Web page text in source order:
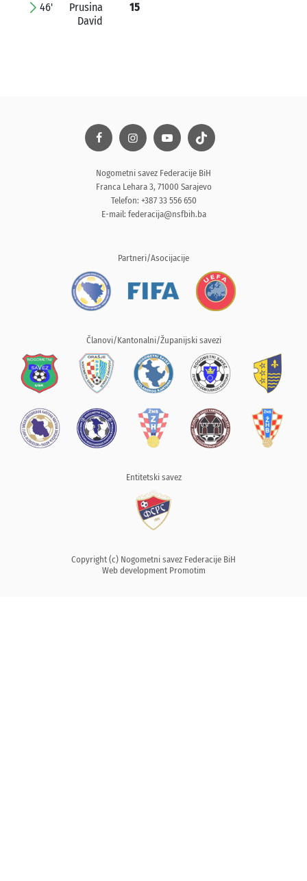
46'
Prusina
David
15
Nogometni savez Federacije BiH
Franca Lehara 3, 71000 Sarajevo
Telefon: +387 33 556 650
E-mail: federacija@nsfbih.ba
Partneri/Asocijacije
Članovi/Kantonalni/Županijski savezi
Entitetski savez
Copyright (c) Nogometni savez Federacije BiH
Web development Promotim